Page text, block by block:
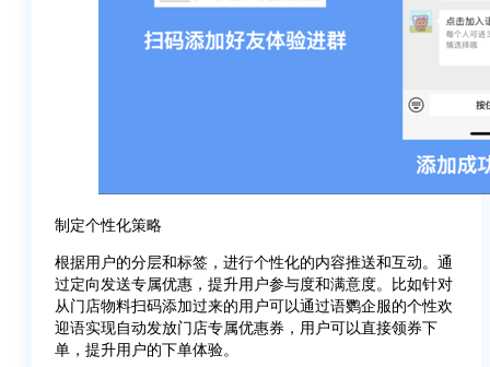
制定个性化策略
根据用户的分层和标签，进行个性化的内容推送和互动。通
过定向发送专属优惠，提升用户参与度和满意度。比如针对
从门店物料扫码添加过来的用户可以通过语鹦企服的个性欢
迎语实现自动发放门店专属优惠券，用户可以直接领券下
单，提升用户的下单体验。